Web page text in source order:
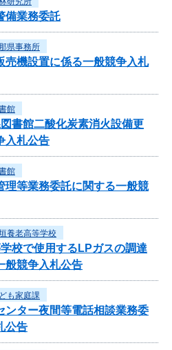
備業務委託
県事務所
売機設置に係る一般競争入札
館
書館二酸化炭素消火設備更
入札公告
館
理等業務委託に関する一般競
養老高等学校
校で使用するLPガスの調達
般競争入札公告
も家庭課
ンター夜間等電話相談業務委
公告